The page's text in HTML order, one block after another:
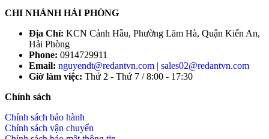
CHI NHÁNH HẢI PHÒNG
Địa Chỉ: KCN Cảnh Hầu, Phường Lãm Hà, Quận Kiến An,
Hải Phòng
Phone: 0914729911
Email: nguyendt@redantvn.com | sales02@redantvn.com
Giờ làm việc: Thứ 2 - Thứ 7 / 8:00 - 17:30
Chính sách
Chính sách bảo hành
Chính sách vận chuyển